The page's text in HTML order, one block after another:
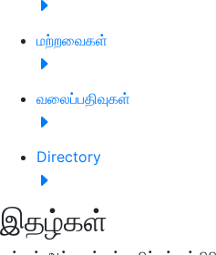
மற்றவைகள்
வலைப்பதிவுகள்
Directory
இதழ்கள்